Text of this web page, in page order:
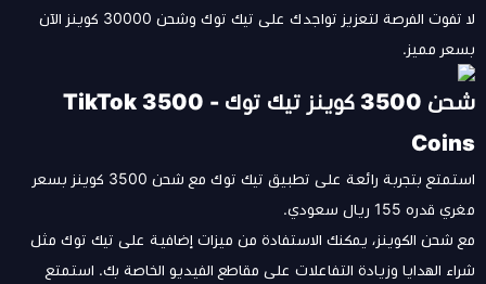
لا تفوت الفرصة لتعزيز تواجدك على تيك توك وشحن 30000 كوينز الآن
بسعر مميز.
شحن 3500 كوينز تيك توك - TikTok 3500
Coins
استمتع بتجربة رائعة على تطبيق تيك توك مع شحن 3500 كوينز بسعر
مغري قدره 155 ريال سعودي.
مع شحن الكوينز، يمكنك الاستفادة من ميزات إضافية على تيك توك مثل
شراء الهدايا وزيادة التفاعلات على مقاطع الفيديو الخاصة بك. استمتع